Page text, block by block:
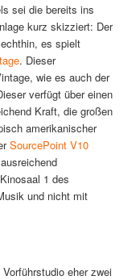
sei die bereits ins
kurz skizziert: Der
es spielt
. Dieser
wie es auch der
verfügt über einen
Kraft, die großen
amerikanischer
SourcePoint V10
1 des
und nicht mit
Vorführstudio eher zwei